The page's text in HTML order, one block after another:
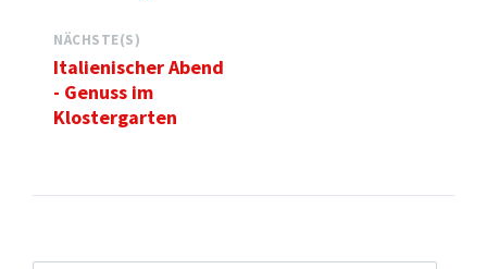
NÄCHSTE(S)
Italienischer Abend
- Genuss im
Klostergarten